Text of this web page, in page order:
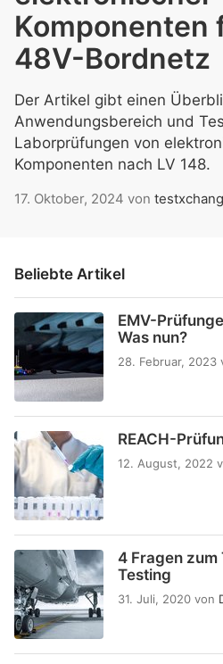
Komponenten
48V-Bordnetz
Der Artikel gibt einen
Anwendungsbereich und
Laborprüfungen von
Komponenten nach LV 148.
17. Oktober, 2024 von
Beliebte Artikel
EMV-
Was nun?
28. Februar, 2023
REACH-
12. August, 2022
4 Fragen
Testing
31. Juli, 2020 von